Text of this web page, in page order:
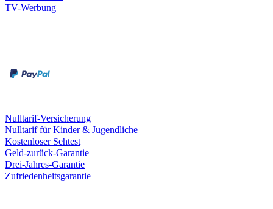
TV-Werbung
Nulltarif-Versicherung
Nulltarif für Kinder & Jugendliche
Kostenloser Sehtest
Geld-zurück-Garantie
Drei-Jahres-Garantie
Zufriedenheitsgarantie